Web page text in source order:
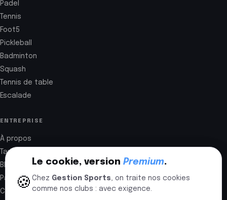
Padel
Tennis
Foot5
Pickleball
Badminton
Squash
Tennis de table
Escalade
ENTREPRISE
À propos
Tarifs
Blog
Partenaires
Contact
🍪
Le cookie, version Premium.
Chez Gestion Sports, on traite nos cookies
comme nos clubs : avec exigence.